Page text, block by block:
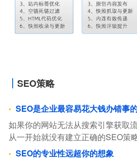
SEO策略
SEO是企业最容易花大钱办错事
如果你的网站无法从搜索引擎获取
从一开始就没有建立正确的SEO策略
SEO的专业性远超你的想象